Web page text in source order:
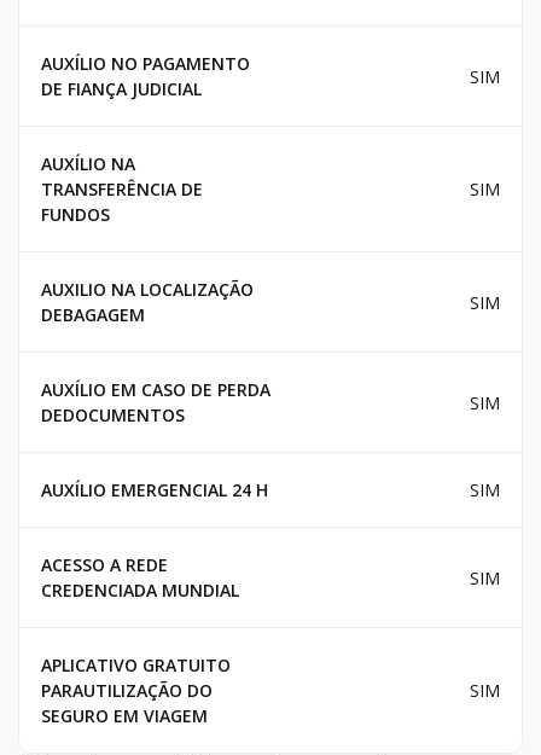
AUXÍLIO NO PAGAMENTO
DE FIANÇA JUDICIAL
SIM
AUXÍLIO NA
TRANSFERÊNCIA DE
FUNDOS
SIM
AUXILIO NA LOCALIZAÇÃO
DEBAGAGEM
SIM
AUXÍLIO EM CASO DE PERDA
DEDOCUMENTOS
SIM
AUXÍLIO EMERGENCIAL 24 H SIM
ACESSO A REDE
CREDENCIADA MUNDIAL
SIM
APLICATIVO GRATUITO
PARAUTILIZAÇÃO DO
SEGURO EM VIAGEM
SIM